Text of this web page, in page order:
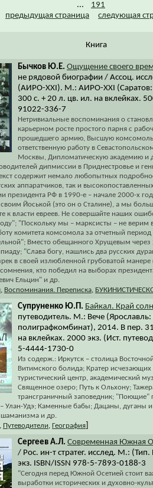
... 191
предыдущая страница
следующая
Книга
Бычков Ю.Е. Ощущение своего
не рядовой биографии / Ассоц.
(АИРО-XXI). М.: АИРО-XXI
300 с. + 20 л. цв. ил. на вклейках.
91022-336-7
Нетривиальные воспоминания о
карьерном росте простого парня с
прошедшего армию, Высшую
ответственную работу в
Москвы, Дипломатическую академию и
дипмиссии в Приднестровье и
содержит немало любопытных
аппаратчиков, так и
президента РФ в 1990-е – начале 2000-х
своим Йоськой (это он о Сталине), а мы
к власти евреев. Не совершайте наших
"Поскольку мы – марксисты – не верим
комитета комсомола за отчетный период
Вместо обещанного Хрущевым
"Слава богу, нашлись два русских
в своей излюбленной грубоватой
сомнения, кто победил на выборах
Ельцин" и др.
, Воспоминания. Переписка,
Супруненко Ю.П. Байкал. Край
путеводитель. М.: Вече (Ярославль:
полиграфкомбинат), 2014. В пер.
на вклейках. 2000 экз. (Ист.
5-4444-1730-0
Из содерж.: Иркутск – столица
Витимского болида; Кратер исчезающих
туристический центр, академический
Священное озеро; Путь к Ольхону;
трансграничный заповедник; "Поющие"
Улан-Удэ; Каменные бабы; Дацаны, дуганы
и др.
, Путеводители, География
Сергеев А.Л. Современная Южная
/ Рос. ин-т стратег. исслед. М.:
экз. ISBN/ISSN 978-5-7893-0188-3
"Сегодня перед Южной Осетией стоит
выработки исторических и духовно-